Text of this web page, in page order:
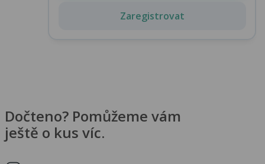
Zaregistrovat
Dočteno? Pomůžeme vám
ještě o kus víc.